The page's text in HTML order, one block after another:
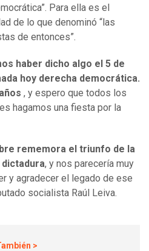
Para ella es el
de lo que denominó “las
de entonces”.
haber dicho algo el 5 de
hoy derecha democrática.
, y espero que todos los
hagamos una fiesta por la
rememora el triunfo de la
, y nos parecería muy
y agradecer el legado de ese
socialista Raúl Leiva.
>